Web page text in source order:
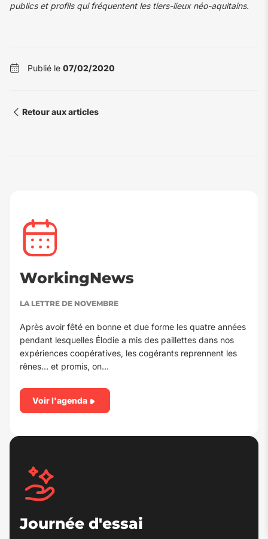
publics et profils qui fréquentent les tiers-lieux néo-aquitains.
Publié le07/02/2020
Retour aux articles
WorkingNews
LA LETTRE DE NOVEMBRE
Après avoir fêté en bonne et due forme les quatre années
pendant lesquelles Élodie a mis des paillettes dans nos
expériences coopératives, les cogérants reprennent les
rênes… et promis, on…
Voir l'agenda
Journée d'essai